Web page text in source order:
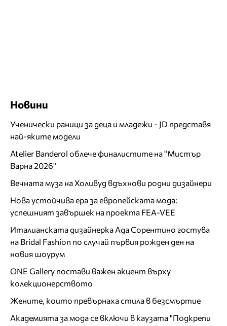
Новини
Ученически раници за деца и младежи - JD представя
най-яките модели
Atelier Banderol облече финалистите на "Мистър
Варна 2026"
Вечната муза на Холивуд вдъхнови родни дизайнери
Нова устойчива ера за европейската мода:
успешният завършек на проекта FEA-VEE
Италианската дизайнерка Ада Сорентино гостува
на Bridal Fashion по случай първия рожден ден на
новия шоурум
ONE Gallery постави важен акцент върху
колекционерството
Жените, които превърнаха стила в безсмъртие
Академията за мода се включи в каузата "Подкрепи